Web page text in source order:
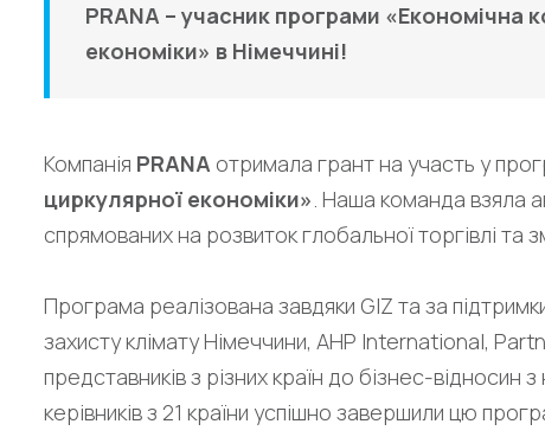
PRANA – учасник програми «Економічна
економіки» в Німеччині!
Компанія PRANA отримала грант на участь у
циркулярної економіки». Наша команда взяла
спрямованих на розвиток глобальної торгівлі та
Програма реалізована завдяки GIZ та за
захисту клімату Німеччини, AHP International,
представників з різних країн до бізнес-відносин
керівників з 21 країни успішно завершили цю